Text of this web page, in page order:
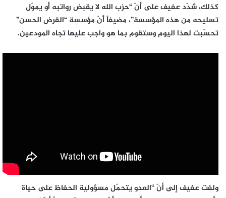
كذلك، شدّد عفيف على أنّ “حزب الله لا يقبض رواتبه أو يموّل
تسليحه من هذه المؤسسة”، مضيفاً أنّ مؤسسة “القرض الحسن”
تحسّبت لهذا اليوم وستقوم بما هو واجب عليها تجاه المودعين.
ولفت عفيف إلى أنّ “العدو يتحمّل مسؤولية الحفاظ على حياة